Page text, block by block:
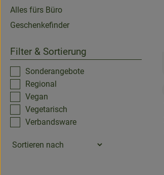
Alles fürs Büro
Geschenkefinder
Filter & Sortierung
Sonderangebote
Regional
Vegan
Vegetarisch
Verbandsware